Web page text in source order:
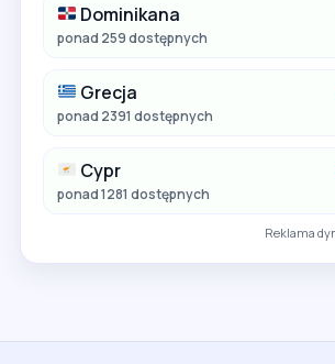
Dominikana
ponad 259 dostępnych
Grecja
ponad 2391 dostępnych
Cypr
ponad 1281 dostępnych
Reklama